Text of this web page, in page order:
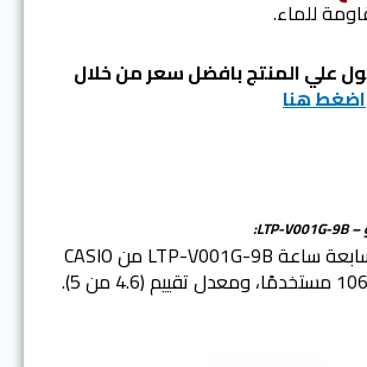
للماء.
علي المنتج بافضل سعر من خلال
اضغط هنا
في المرتبة السابعة ساعة LTP-V001G-9B من CASIO